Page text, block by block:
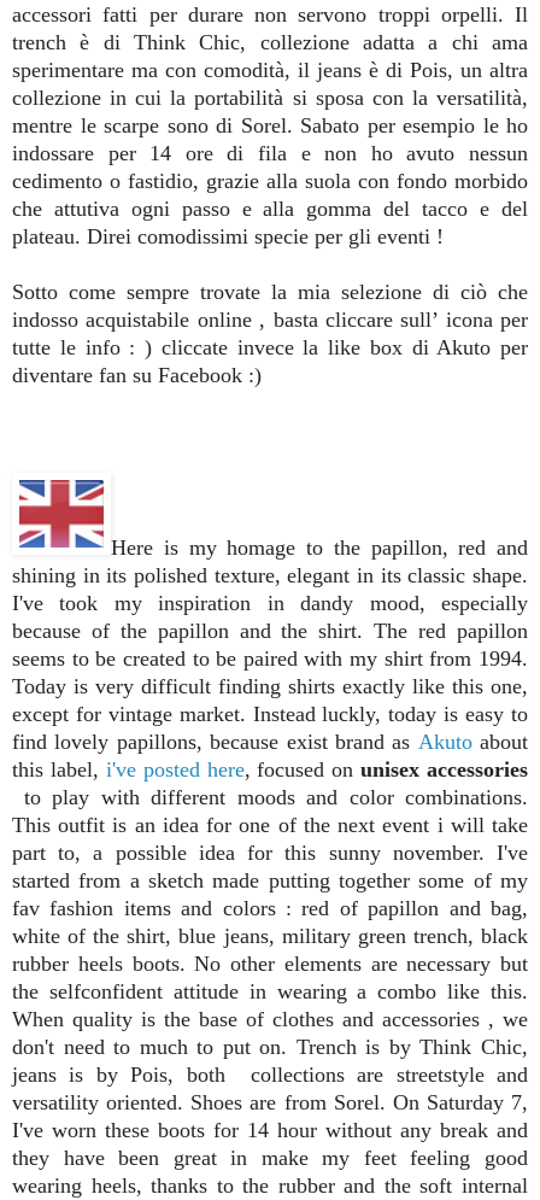
accessori fatti per durare non servono troppi orpelli. Il
trench è di Think Chic, collezione adatta a chi ama
sperimentare ma con comodità, il jeans è di Pois, un altra
collezione in cui la portabilità si sposa con la versatilità,
mentre le scarpe sono di Sorel. Sabato per esempio le ho
indossare per 14 ore di fila e non ho avuto nessun
cedimento o fastidio, grazie alla suola con fondo morbido
che attutiva ogni passo e alla gomma del tacco e del
plateau. Direi comodissimi specie per gli eventi !
Sotto come sempre trovate la mia selezione di ciò che
indosso acquistabile online , basta cliccare sull’ icona per
tutte le info : ) cliccate invece la like box di Akuto per
diventare fan su Facebook :)
Here is my homage to the papillon, red and
shining in its polished texture, elegant in its classic shape.
I've took my inspiration in dandy mood, especially
because of the papillon and the shirt. The red papillon
seems to be created to be paired with my shirt from 1994.
Today is very difficult finding shirts exactly like this one,
except for vintage market. Instead luckly, today is easy to
find lovely papillons, because exist brand as Akutoabout
this label, i've posted here, focused onunisex accessories
to play with different moods and color combinations.
This outfit is an idea for one of the next event i will take
part to, a possible idea for this sunny november. I've
started from a sketch made putting together some of my
fav fashion items and colors : red of papillon and bag,
white of the shirt, blue jeans, military green trench, black
rubber heels boots. No other elements are necessary but
the selfconfident attitude in wearing a combo like this.
When quality is the base of clothes and accessories , we
don't need to much to put on. Trench is by Think Chic,
jeans is by Pois, both collections are streetstyle and
versatility oriented. Shoes are from Sorel. On Saturday 7,
I've worn these boots for 14 hour without any break and
they have been great in make my feet feeling good
wearing heels, thanks to the rubber and the soft internal